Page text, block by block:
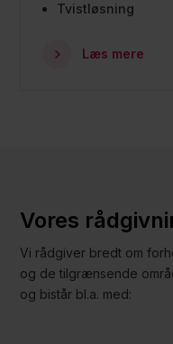
Tvistløsning
Læs mere
Vores
Vi rådgiver bredt om
og de tilgrænsende
og bistår bl.a. med: